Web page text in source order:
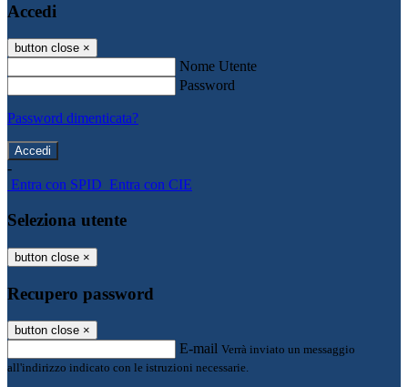
Accedi
button close ×
Nome Utente
Password
Password dimenticata?
-
Entra con SPID Entra con CIE
Seleziona utente
button close ×
Recupero password
button close ×
E-mail Verrà inviato un messaggio
all'indirizzo indicato con le istruzioni necessarie.